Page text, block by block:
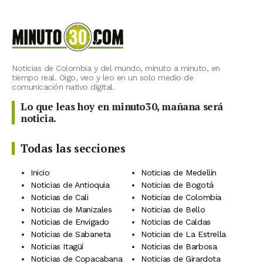
Noticias de Colombia y del mundo, minuto a minuto, en
tiempo real. Oigo, veo y leo en un solo medio de
comunicación nativo digital.
Lo que leas hoy en minuto30, mañana será
noticia.
Todas las secciones
Inicio
Noticias de Medellín
Noticias de Antioquia
Noticias de Bogotá
Noticias de Cali
Noticias de Colombia
Noticias de Manizales
Noticias de Bello
Noticias de Envigado
Noticias de Caldas
Noticias de Sabaneta
Noticias de La Estrella
Noticias Itagüí
Noticias de Barbosa
Noticias de Copacabana
Noticias de Girardota